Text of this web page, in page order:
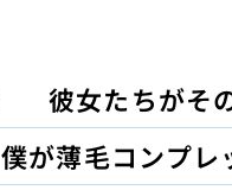
彼女たちがそ
僕が薄毛コンプレ